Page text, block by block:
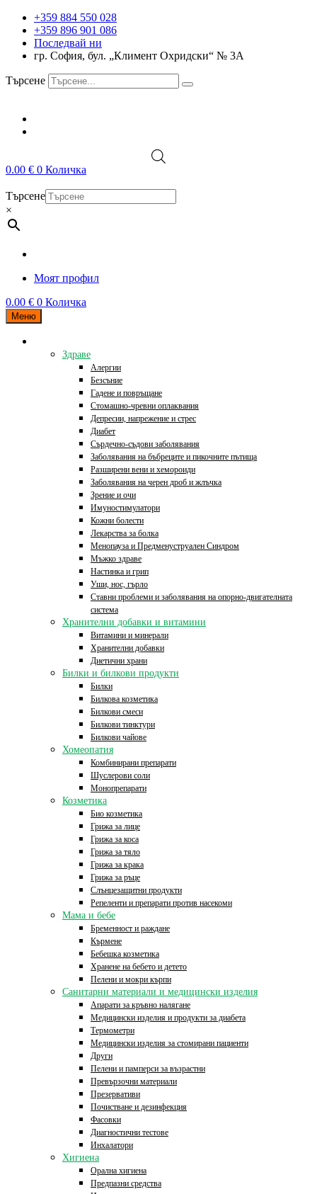
+359 884 550 028
+359 896 901 086
Последвай ни
гр. София, бул. „Климент Охридски“ № 3A
Търсене
0.00 € 0 Количка
Търсене
×
Моят профил
0.00 € 0 Количка
Меню
Здраве
Алергии
Безсъние
Гадене и повръщане
Стомашно-чревни оплаквания
Депресии, напрежение и стрес
Диабет
Сърдечно-съдови заболявания
Заболявания на бъбреците и пикочните пътища
Разширени вени и хемороиди
Заболявания на черен дроб и жлъчка
Зрение и очи
Имуностимулатори
Кожни болести
Лекарства за болка
Менопауза и Предменуструален Синдром
Мъжко здраве
Настинка и грип
Уши, нос, гърло
Ставни проблеми и заболявания на опорно-двигателната
система
Хранителни добавки и витамини
Витамини и минерали
Хранителни добавки
Диетични храни
Билки и билкови продукти
Билки
Билкова козметика
Билкови смеси
Билкови тинктури
Билкови чайове
Хомеопатия
Комбинирани препарати
Шуслерови соли
Монопрепарати
Козметика
Био козметика
Грижа за лице
Грижа за коса
Грижа за тяло
Грижа за крака
Грижа за ръце
Слънцезащитни продукти
Репеленти и препарати против насекоми
Мама и бебе
Бременност и раждане
Кърмене
Бебешка козметика
Хранене на бебето и детето
Пелени и мокри кърпи
Санитарни материали и медицински изделия
Апарати за кръвно налягане
Медицински изделия и продукти за диабета
Термометри
Медицински изделия за стомирани пациенти
Други
Пелени и памперси за възрастни
Превързочни материали
Презервативи
Почистване и дезинфекция
Фасовки
Диагностични тестове
Инхалатори
Хигиена
Орална хигиена
Предпазни средства